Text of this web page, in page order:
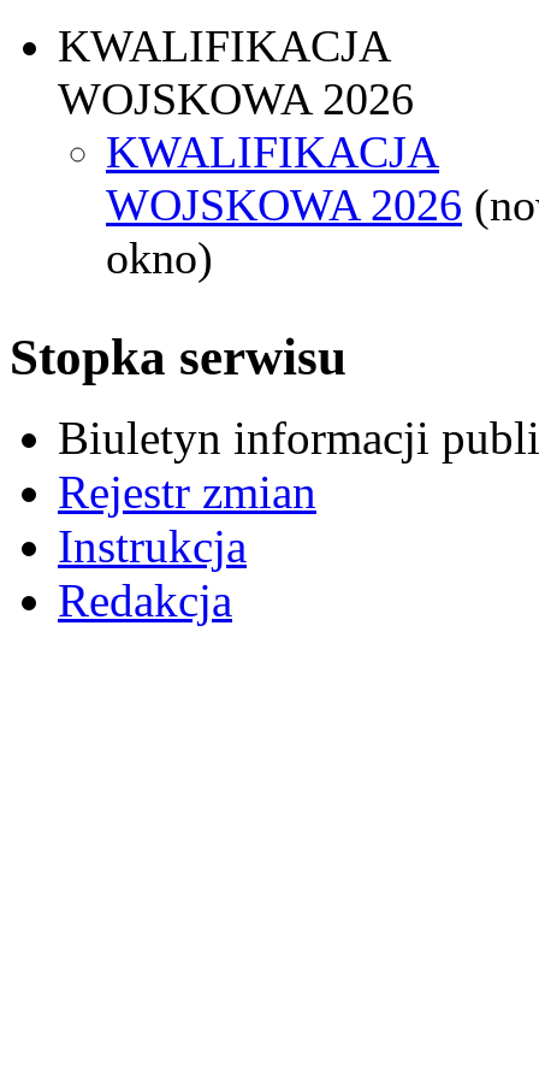
KWALIFIKACJA
WOJSKOWA 2026
KWALIFIKACJA
WOJSKOWA 2026
okno)
Stopka serwisu
Biuletyn informacji
Rejestr zmian
Instrukcja
Redakcja